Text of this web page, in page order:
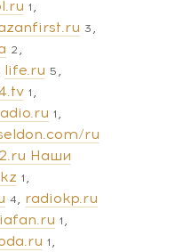
1
3
2
life.ru 5
1
1
ru
Наши
1
4 radiokp.ru
1
1